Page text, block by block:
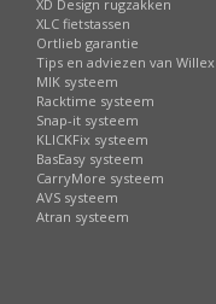
XD Design rugzakken
XLC fietstassen
Ortlieb garantie
Tips en adviezen van Willex
MIK systeem
Racktime systeem
Snap-it systeem
KLICKFix systeem
BasEasy systeem
CarryMore systeem
AVS systeem
Atran systeem